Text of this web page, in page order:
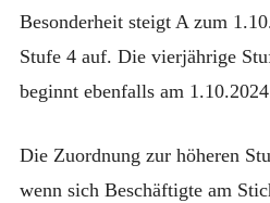
Besonderheit steigt A zum
Stufe 4 auf. Die vierjährige
beginnt ebenfalls am
Die Zuordnung zur höheren
wenn sich Beschäftigte am